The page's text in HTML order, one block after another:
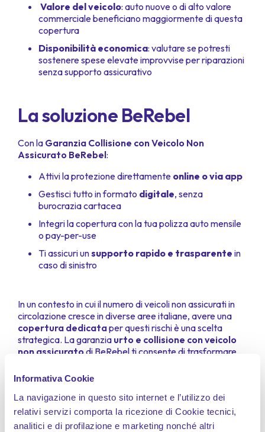
Informativa Cookie
La navigazione in questo sito internet e l’utilizzo dei
relativi servizi comporta la ricezione di Cookie tecnici,
analitici e di profilazione e marketing nonché altri
Valore del veicolo: auto nuove o di alto valore
commerciale beneficiano maggiormente di questa
copertura
Disponibilità economica: valutare se potresti
sostenere spese elevate improvvise per riparazioni
senza supporto assicurativo
La soluzione BeRebel
Con la Garanzia Collisione con Veicolo Non
Assicurato BeRebel:
Attivi la protezione direttamente online o via app
Gestisci tutto in formato digitale, senza
burocrazia cartacea
Integri la copertura con la tua polizza auto mensile
o pay-per-use
Ti assicuri unsupporto rapido e trasparente in
caso di sinistro
In un contesto in cui il numero di veicoli non assicurati in
circolazione cresce in diverse aree italiane, avere una
copertura dedicataper questi rischi è una scelta
strategica. La garanzia urto e collisione con veicolo
non assicuratodi BeRebel ti consente di trasformare
inconveniente da gestire in tranquillità.
questagaranzianella tua polizza, modellando la
copertura sulle tue reali abitudini di guida e sulla tua area
di circolazione.